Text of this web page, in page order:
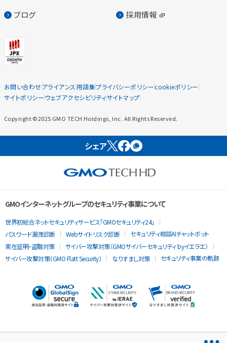
ブログ 採用情報
お問い合わせアライアンス 用語集プライバシーポリシーcookieポリシー
サイトポリシー ウェブアクセシビリティサイトマップ
Copyright ©2025 GMO TECH Holdings, Inc. All Rights Reserved.
シェア
GMOインターネットグループのセキュリティ事業について
世界初総合ネットセキュリティサービス「GMOセキュリティ24」
パスワード漏洩診断
Webサイトリスク診断
セキュリティ相談AIチャットボット
実在証明・盗聴対策
サイバー攻撃対策（GMOサイバーセキュリティ byイエラエ）
サイバー攻撃対策（GMO Flatt Security）
なりすまし対策 セキュリティ事業の軌跡